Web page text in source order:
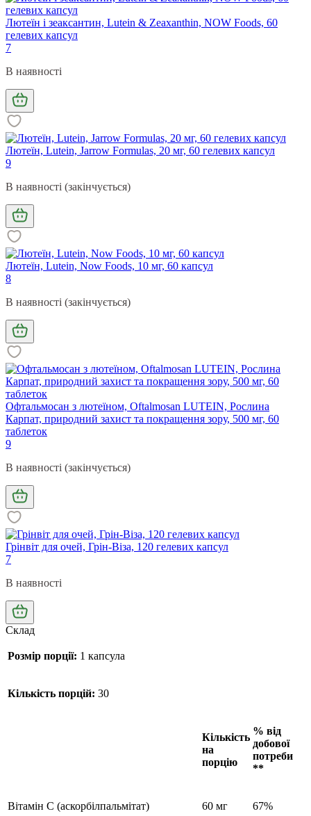
Лютеїн і зеаксантин, Lutein & Zeaxanthin, NOW Foods, 60
гелевих капсул
7
В наявності
Лютеїн, Lutein, Jarrow Formulas, 20 мг, 60 гелевих капсул
9
В наявності (закінчується)
Лютеїн, Lutein, Now Foods, 10 мг, 60 капсул
8
В наявності (закінчується)
Офтальмосан з лютеїном, Oftalmosan LUTEIN, Рослина
Карпат, природний захист та покращення зору, 500 мг, 60
таблеток
9
В наявності (закінчується)
Грінвіт для очей, Грін-Віза, 120 гелевих капсул
7
В наявності
Склад
Розмір порції: 1 капсула
Кількість порцій: 30
Кількість
на
порцію
% від
добової
потреби
**
Вітамін С (аскорбілпальмітат) 60 мг 67%